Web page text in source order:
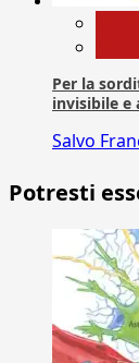
Per la
invisibile e
Salvo
Potresti